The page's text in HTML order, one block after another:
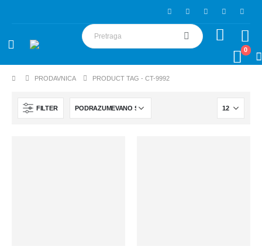
0
PRODAVNICA PRODUCT TAG -CT-9992
FILTER